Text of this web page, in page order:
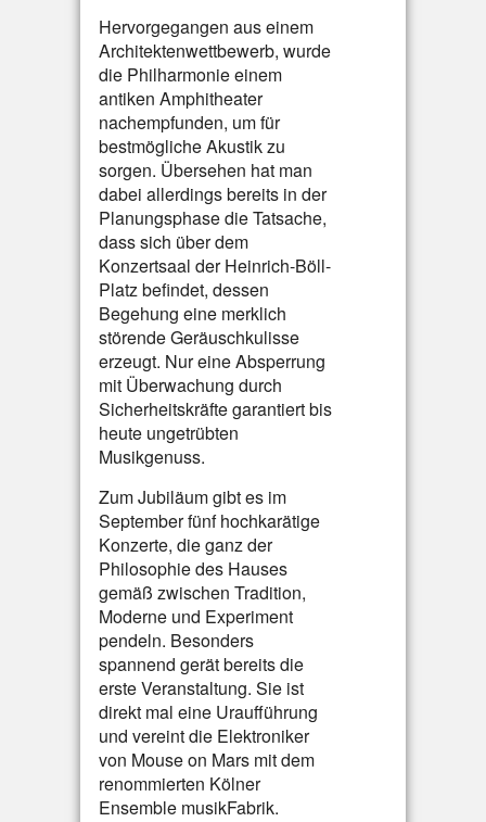
Hervorgegangen aus einem
Architektenwettbewerb, wurde
die Philharmonie einem
antiken Amphitheater
nachempfunden, um für
bestmögliche Akustik zu
sorgen. Übersehen hat man
dabei allerdings bereits in der
Planungsphase die Tatsache,
dass sich über dem
Konzertsaal der Heinrich-Böll-
Platz befindet, dessen
Begehung eine merklich
störende Geräuschkulisse
erzeugt. Nur eine Absperrung
mit Überwachung durch
Sicherheitskräfte garantiert bis
heute ungetrübten
Musikgenuss.
Zum Jubiläum gibt es im
September fünf hochkarätige
Konzerte, die ganz der
Philosophie des Hauses
gemäß zwischen Tradition,
Moderne und Experiment
pendeln. Besonders
spannend gerät bereits die
erste Veranstaltung. Sie ist
direkt mal eine Uraufführung
und vereint die Elektroniker
von Mouse on Mars mit dem
renommierten Kölner
Ensemble musikFabrik.